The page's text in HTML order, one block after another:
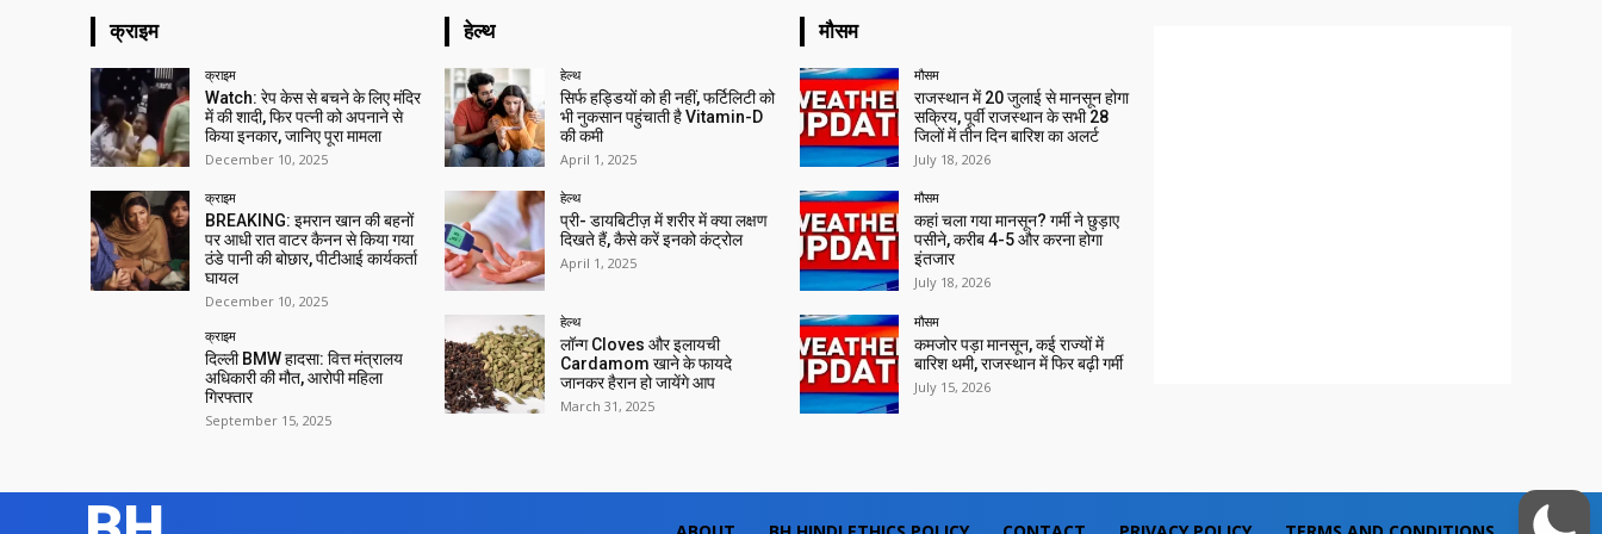
क्राइम
क्राइम
Watch: रेप केस से बचने के लिए मंदिर
में की शादी, फिर पत्नी को अपनाने से
किया इनकार, जानिए पूरा मामला
December 10, 2025
क्राइम
BREAKING: इमरान खान की बहनों
पर आधी रात वाटर कैनन से किया गया
ठंडे पानी की बोछार, पीटीआई कार्यकर्ता
घायल
December 10, 2025
क्राइम
दिल्ली BMW हादसा: वित्त मंत्रालय
अधिकारी की मौत, आरोपी महिला
गिरफ्तार
September 15, 2025
हेल्थ
हेल्थ
सिर्फ हड्डियों को ही नहीं, फर्टिलिटी को
भी नुकसान पहुंचाती है Vitamin-D
की कमी
April 1, 2025
हेल्थ
प्री- डायबिटीज़ में शरीर में क्या लक्षण
दिखते हैं, कैसे करें इनको कंट्रोल
April 1, 2025
हेल्थ
लॉन्ग Cloves और इलायची
Cardamom खाने के फायदे
जानकर हैरान हो जायेंगे आप
March 31, 2025
मौसम
मौसम
राजस्थान में 20 जुलाई से मानसून होगा
सक्रिय, पूर्वी राजस्थान के सभी 28
जिलों में तीन दिन बारिश का अलर्ट
July 18, 2026
मौसम
कहां चला गया मानसून? गर्मी ने छुड़ाए
पसीने, करीब 4-5 और करना होगा
इंतजार
July 18, 2026
मौसम
कमजोर पड़ा मानसून, कई राज्यों में
बारिश थमी, राजस्थान में फिर बढ़ी गर्मी
July 15, 2026